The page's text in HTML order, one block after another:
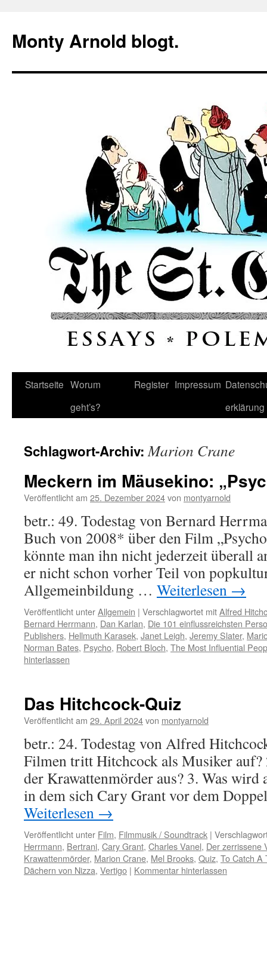
springen
Monty Arnold blogt.
Startseite Worum
geht’s?
Register Impressum
erklärung
Schlagwort-Archiv:Marion Crane
Meckern im Mäusekino:
Veröffentlicht am 25. Dezember 2024von montyarnold
betr.: 49. Todestag von Bernard
Buch von 2008* über den Film
könnte man ihn nicht jederzeit überall
er nicht schon vorher Teil von
Allgemeinbildung … Weiterlesen →
Veröffentlicht unterAllgemein | Verschlagwortet mitAlfred
Bernard Herrmann, Dan Karlan, Die 101 einflussreichsten
Publishers, Hellmuth Karasek, Janet Leigh, Jeremy Slater,
Norman Bates, Psycho, Robert Bloch, The Most Influential
hinterlassen
Das Hitchcock-Quiz
Veröffentlicht am 29. April 2024von montyarnold
betr.: 24. Todestag von Alfred
Filmen tritt Hitchcock als Musiker
der Krawattenmörder aus? 3. Was wird
in dem sich Cary Grant vor dem
Weiterlesen →
Veröffentlicht unter Film, Filmmusik / Soundtrack |
Herrmann, Bertrani, Cary Grant, Charles Vanel, Der zerrissene
Krawattenmörder, Marion Crane, Mel Brooks, Quiz, To Catch A
Dächern von Nizza, Vertigo | Kommentar hinterlassen